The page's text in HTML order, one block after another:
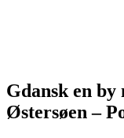
Gdansk en
Østersøen –